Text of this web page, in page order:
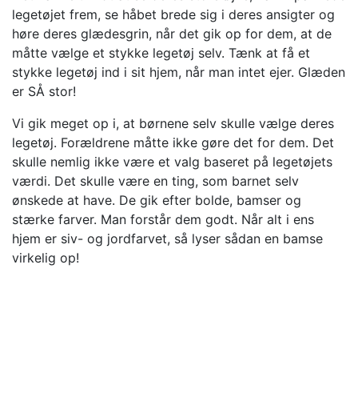
legetøjet frem, se håbet brede sig i deres ansigter og
høre deres glædesgrin, når det gik op for dem, at de
måtte vælge et stykke legetøj selv. Tænk at få et
stykke legetøj ind i sit hjem, når man intet ejer. Glæden
er SÅ stor!
Vi gik meget op i, at børnene selv skulle vælge deres
legetøj. Forældrene måtte ikke gøre det for dem. Det
skulle nemlig ikke være et valg baseret på legetøjets
værdi. Det skulle være en ting, som barnet selv
ønskede at have. De gik efter bolde, bamser og
stærke farver. Man forstår dem godt. Når alt i ens
hjem er siv- og jordfarvet, så lyser sådan en bamse
virkelig op!